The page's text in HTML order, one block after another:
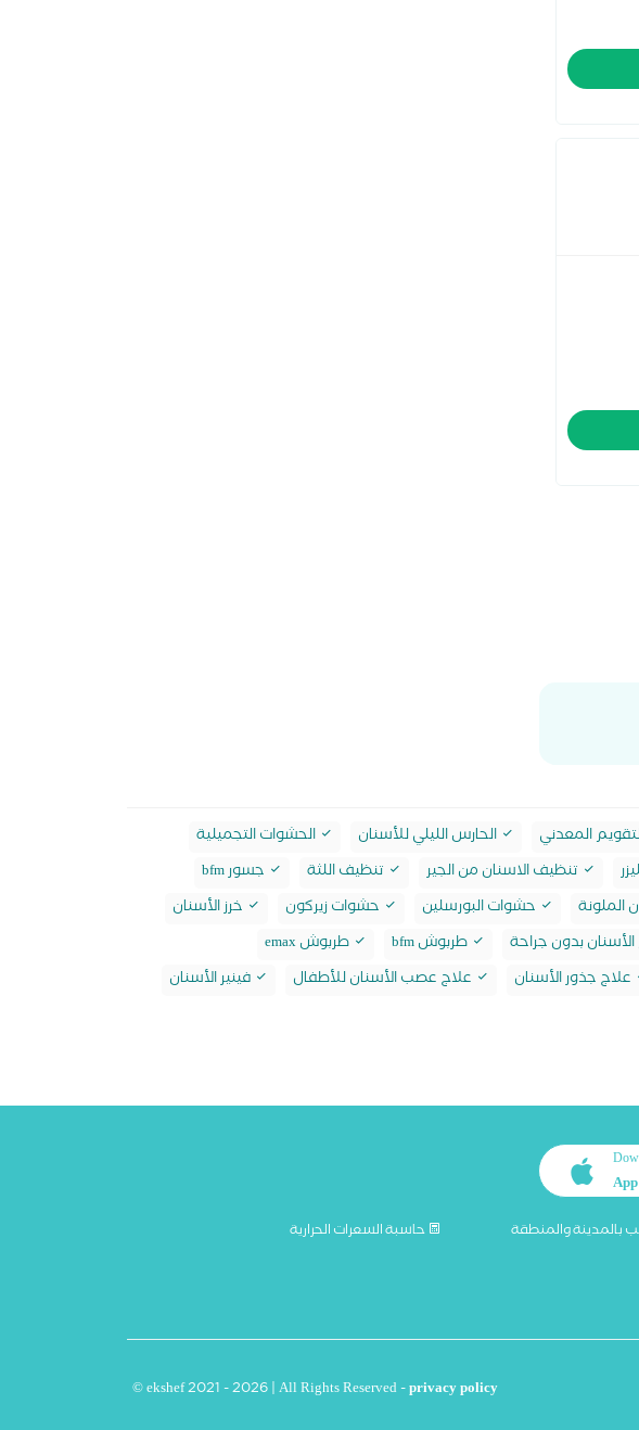
المعدني الحارس الليلي للأسنان
الحشوات التجميلية
تنظيف الاسنان من الجير تنظيف اللثة
جسور bfm
الملونة حشوات البورسلين حشوات زيركون
خرز الأسنان
الأسنان بدون جراحة طربوش bfm
طربوش emax
علاج جذور الأسنان علاج عصب الأسنان للأطفال
فينير الأسنان
بالمدينة والمنطقة حاسبة السعرات الحرارية
© ekshef 2021 - 2026 | All Rights Reserved -privacy policy